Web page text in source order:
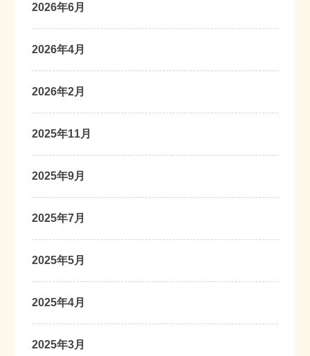
2026年6月
2026年4月
2026年2月
2025年11月
2025年9月
2025年7月
2025年5月
2025年4月
2025年3月